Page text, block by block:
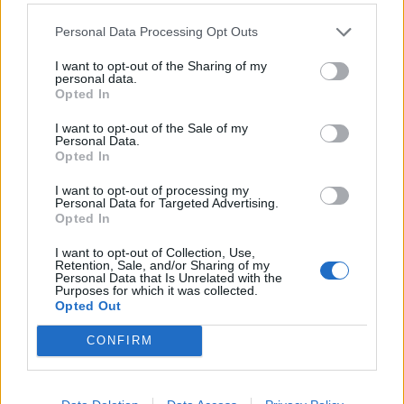
Personal Data Processing Opt Outs
I want to opt-out of the Sharing of my
personal data.
Opted In
I want to opt-out of the Sale of my
Personal Data.
Opted In
I want to opt-out of processing my
Personal Data for Targeted Advertising.
Opted In
I want to opt-out of Collection, Use,
Retention, Sale, and/or Sharing of my
Personal Data that Is Unrelated with the
Purposes for which it was collected.
Opted Out
CONFIRM
Ciclisme
Hugo Marrasé s’imposa a Puigverd en el
Trofeu Júnior de la Copa Catalana
DEIXA UNA RESPOSTA